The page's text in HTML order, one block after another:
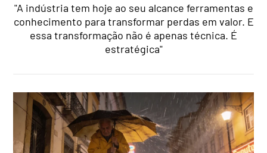
"A indústria tem hoje ao seu alcance ferramentas e
conhecimento para transformar perdas em valor. E
essa transformação não é apenas técnica. É
estratégica"